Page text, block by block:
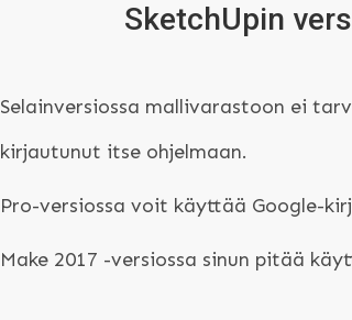
SketchUpin
Selainversiossa mallivarastoon ei
kirjautunut itse ohjelmaan.
Pro-versiossa voit käyttää Google-
Make 2017 -versiossa sinun pitää